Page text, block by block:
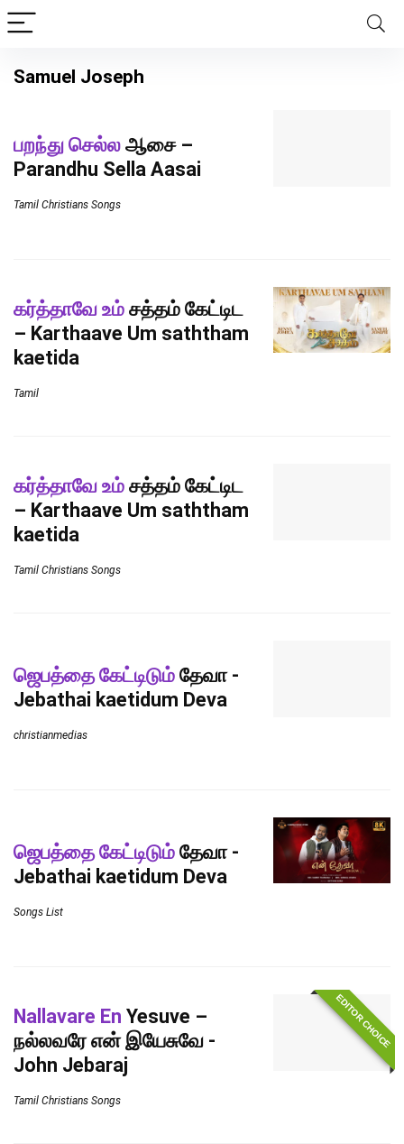
Samuel Joseph
பறந்து செல்ல ஆசை –
Parandhu Sella Aasai
Tamil Christians Songs
கர்த்தாவே உம் சத்தம் கேட்டிட
– Karthaave Um saththam
kaetida
Tamil
கர்த்தாவே உம் சத்தம் கேட்டிட
– Karthaave Um saththam
kaetida
Tamil Christians Songs
ஜெபத்தை கேட்டிடும் தேவா -
Jebathai kaetidum Deva
christianmedias
ஜெபத்தை கேட்டிடும் தேவா -
Jebathai kaetidum Deva
Songs List
Nallavare En Yesuve –
நல்லவரே என் இயேசுவே -
John Jebaraj
Tamil Christians Songs
EDITOR CHOICE